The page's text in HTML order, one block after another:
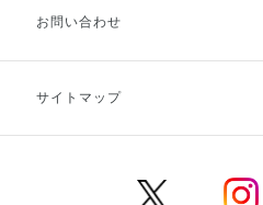
お支払方法
キャンセル・返品・交換
お問い合わせ
サイトマップ